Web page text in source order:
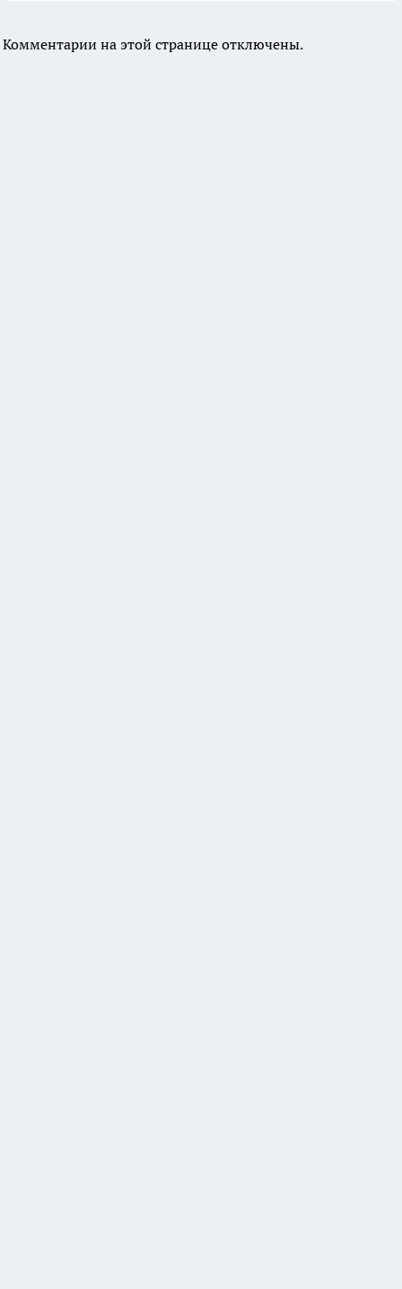
Комментарии на этой странице отключены.